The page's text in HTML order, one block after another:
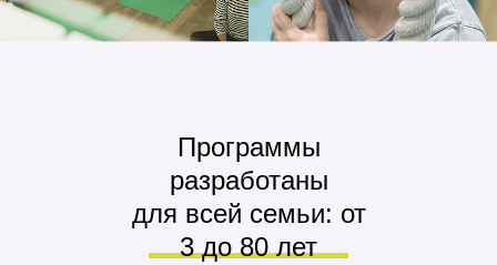
Программы
разработаны
для всей семьи: от
3 до 80 лет